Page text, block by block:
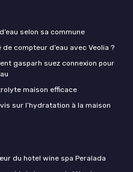
selon sa commune
compteur d’eau avec Veolia ?
gasparh suez connexion pour
maison efficace
sur l’hydratation à la maison
du hotel wine spa Peralada